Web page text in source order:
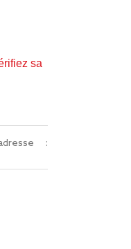
sa
: